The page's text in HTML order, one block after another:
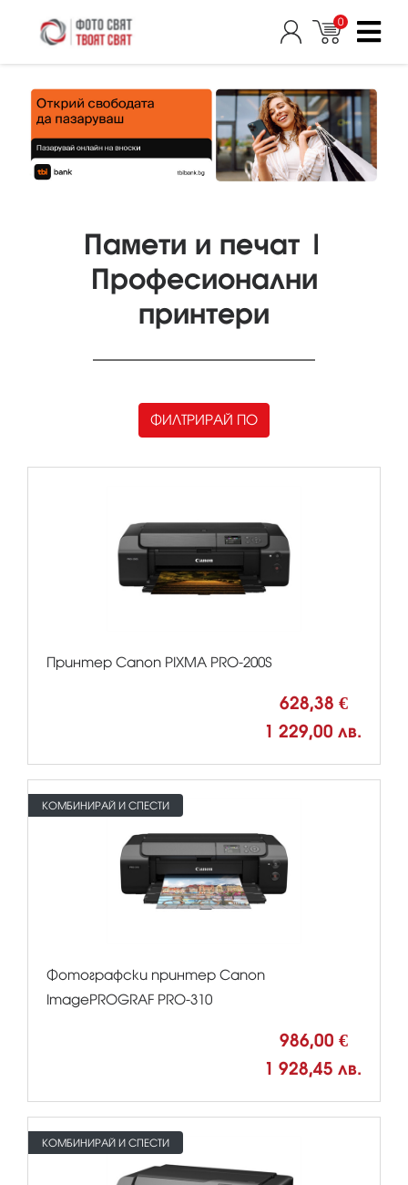
0
Памети и печат |
Професионални
принтери
ФИЛТРИРАЙ ПО
Принтер Canon PIXMA PRO-200S
628,38 €
1 229,00 лв.
Фотографски принтер Canon
ImagePROGRAF PRO-310
986,00 €
1 928,45 лв.
КОМБИНИРАЙ И СПЕСТИ
КОМБИНИРАЙ И СПЕСТИ